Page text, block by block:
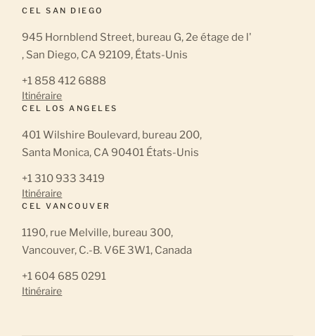
CEL SAN DIEGO
945 Hornblend Street, bureau G, 2e étage de l'
, San Diego, CA 92109, États-Unis
+1 858 412 6888
Itinéraire
CEL LOS ANGELES
401 Wilshire Boulevard, bureau 200,
Santa Monica, CA 90401 États-Unis
+1 310 933 3419
Itinéraire
CEL VANCOUVER
1190, rue Melville, bureau 300,
Vancouver, C.-B. V6E 3W1, Canada
+1 604 685 0291
Itinéraire